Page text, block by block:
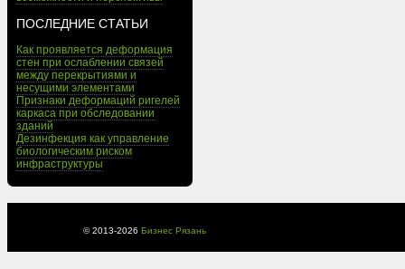
ПОСЛЕДНИЕ СТАТЬИ
Как проявляется деформация
стен при ослаблении связей
между перекрытиями и
несущими элементами
Признаки деформаций ригелей
каркаса при обследовании
зданий
Дезинфекция как управление
биологическим риском
инфраструктуры
© 2013-2026 Бизнес Рязань